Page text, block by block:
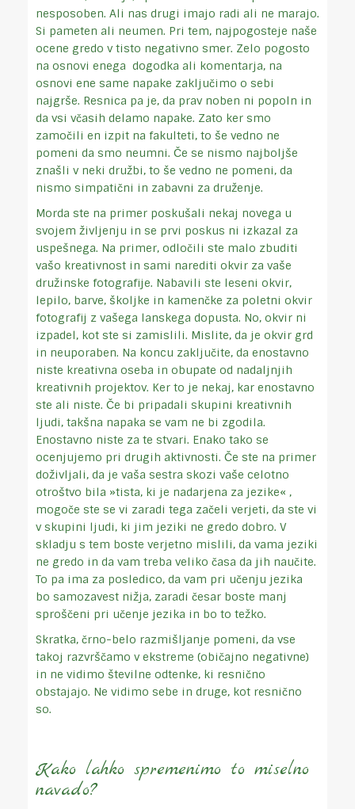
nesposoben. Ali nas drugi imajo radi ali ne marajo.
Si pameten ali neumen. Pri tem, najpogosteje naše
ocene gredo v tisto negativno smer. Zelo pogosto
na osnovi enega dogodka ali komentarja, na
osnovi ene same napake zaključimo o sebi
najgrše. Resnica pa je, da prav noben ni popoln in
da vsi včasih delamo napake. Zato ker smo
zamočili en izpit na fakulteti, to še vedno ne
pomeni da smo neumni. Če se nismo najboljše
znašli v neki družbi, to še vedno ne pomeni, da
nismo simpatični in zabavni za druženje.
Morda ste na primer poskušali nekaj novega u
svojem življenju in se prvi poskus ni izkazal za
uspešnega. Na primer, odločili ste malo zbuditi
vašo kreativnost in sami narediti okvir za vaše
družinske fotografije. Nabavili ste leseni okvir,
lepilo, barve, školjke in kamenčke za poletni okvir
fotografij z vašega lanskega dopusta. No, okvir ni
izpadel, kot ste si zamislili. Mislite, da je okvir grd
in neuporaben. Na koncu zaključite, da enostavno
niste kreativna oseba in obupate od nadaljnjih
kreativnih projektov. Ker to je nekaj, kar enostavno
ste ali niste. Če bi pripadali skupini kreativnih
ljudi, takšna napaka se vam ne bi zgodila.
Enostavno niste za te stvari. Enako tako se
ocenjujemo pri drugih aktivnosti. Če ste na primer
doživljali, da je vaša sestra skozi vaše celotno
otroštvo bila »tista, ki je nadarjena za jezike« ,
mogoče ste se vi zaradi tega začeli verjeti, da ste vi
v skupini ljudi, ki jim jeziki ne gredo dobro. V
skladju s tem boste verjetno mislili, da vama jeziki
ne gredo in da vam treba veliko časa da jih naučite.
To pa ima za posledico, da vam pri učenju jezika
bo samozavest nižja, zaradi česar boste manj
sproščeni pri učenje jezika in bo to težko.
Skratka, črno-belo razmišljanje pomeni, da vse
takoj razvrščamo v ekstreme (običajno negativne)
in ne vidimo številne odtenke, ki resnično
obstajajo. Ne vidimo sebe in druge, kot resnično
so.
Kako lahko spremenimo to miselno
navado?